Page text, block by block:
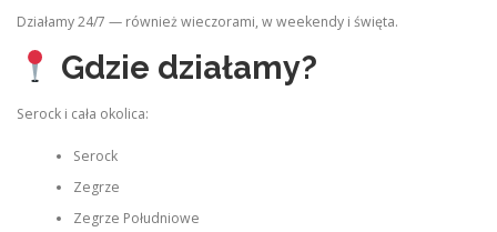
Działamy 24/7 — również wieczorami, w weekendy i święta.
Gdzie działamy?
Serock i cała okolica:
Serock
Zegrze
Zegrze Południowe